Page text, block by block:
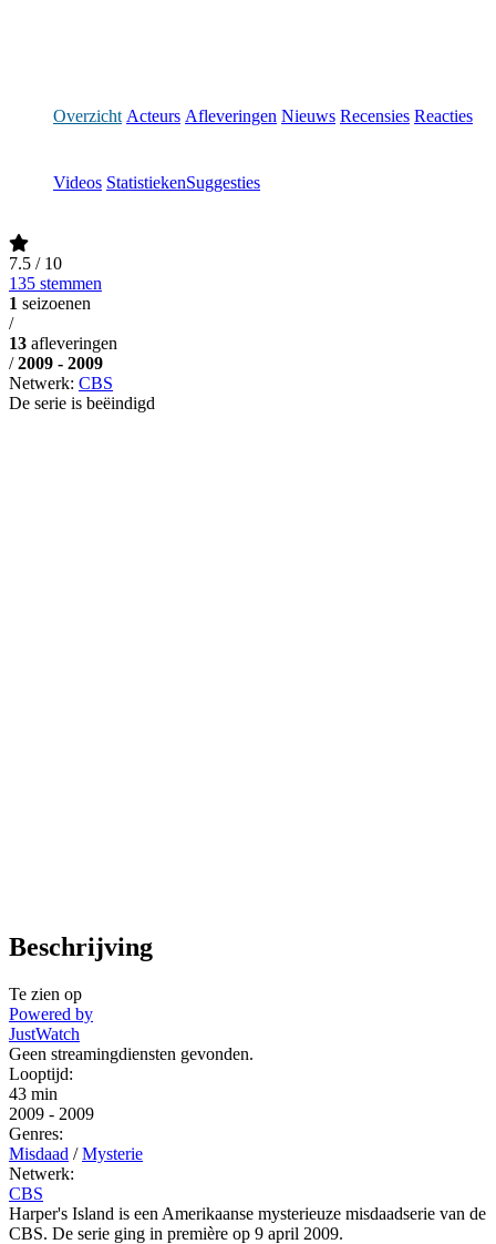
Overzicht Acteurs Afleveringen Nieuws Recensies Reacties
Videos StatistiekenSuggesties
7.5 / 10
135 stemmen
1 seizoenen
/
13 afleveringen
/ 2009 - 2009
Netwerk: CBS
De serie is beëindigd
Beschrijving
Te zien op
Powered by
JustWatch
Geen streamingdiensten gevonden.
Looptijd:
43 min
2009 - 2009
Genres:
Misdaad / Mysterie
Netwerk:
CBS
Harper's Island is een Amerikaanse mysterieuze misdaadserie van de
CBS. De serie ging in première op 9 april 2009.